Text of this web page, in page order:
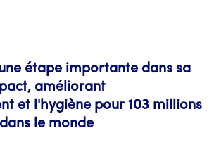
étape importante dans sa
améliorant
et l'hygiène pour 103 millions
le monde